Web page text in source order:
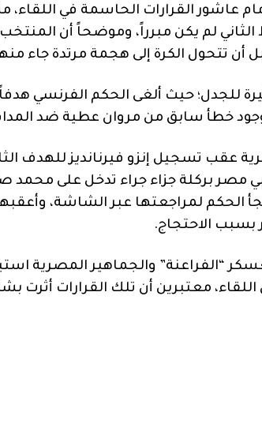
عاشور القرارات الحاسمة في
لم يكن مبرراً، وموضحاً أن
أن تتحول الكرة إلى هجمة مرتدة جاء
للجدل؛ حيث ألغى الحكم الفرنسي
عقب تسجيل إنزو فيرنانديز للهدف
مصر بركلة جزاء جراء تدخل على
الحكم لمراجعتها عبر الشاشة،
الاحتجاج.
“الفراعنة” والجماهير المصرية
معتبرين أن تلك القرارات أثرت